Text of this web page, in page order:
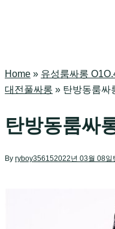
Home » 유성룸싸롱
대전풀싸롱 » 탄방동룸싸
탄방동룸싸
By ryboy356152022년 03월 08일